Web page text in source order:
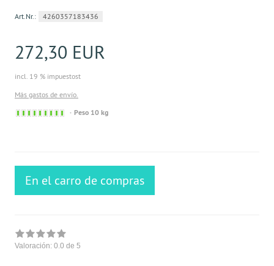
Art.Nr.: 4260357183436
272,30 EUR
incl. 19 % impuestost
Más gastos de envío.
Sofort
Peso 10 kg
En el carro de compras
Valoración: 0.0 de 5